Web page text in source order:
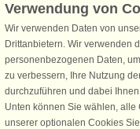
Schließen Sie sich
Erhalten Sie einen
Ferienhausurlaub - melden
an. Verpassen Sie nie
Urlaubstipps!
Verwendung von
Wir verwenden Daten von
Drittanbietern. Wir verwenden
personenbezogenen Daten,
zu verbessern, Ihre Nutzung
durchzuführen und dabei
Unten können Sie wählen,
unserer optionalen Cookies